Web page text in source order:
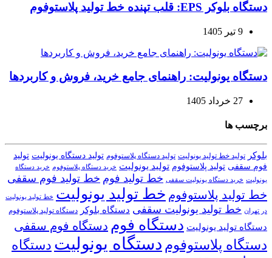
دستگاه بلوکر EPS: قلب تپنده خط تولید پلاستوفوم
9 تیر 1405
دستگاه یونولیت: راهنمای جامع خرید، فروش و کاربردها
27 خرداد 1405
برچسب ها
بلوکر تولید خط تولید یونولیت تولید دستگاه پلاستوفوم تولید دستگاه یونولیت تولید
فوم سقفی تولید پلاستوفوم تولید یونولیت خرید دستگاه پلاستوفوم خرید دستگاه
یونولیت خرید دستگاه یونولیت سقفی خط تولید فوم خط تولید فوم سقفی
خط تولید پلاستوفوم خط تولید یونولیت خط تولید یونولیت
در تهران خط تولید یونولیت سقفی دستگاه بلوکر دستگاه تولید پلاستوفوم
دستگاه تولید یونولیت دستگاه فوم دستگاه فوم سقفی
دستگاه پلاستوفوم دستگاه یونولیت دستگاه